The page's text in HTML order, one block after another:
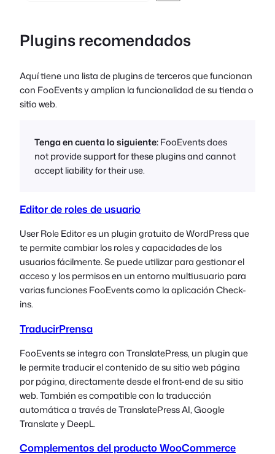
French
Greek
Plugins recomendados
Aquí tiene una lista de plugins de terceros que funcionan
con FooEvents y amplían la funcionalidad de su tienda o
sitio web.
Tenga en cuenta lo siguiente:FooEvents does
not provide support for these plugins and cannot
accept liability for their use.
Editor de roles de usuario
User Role Editor es un plugin gratuito de WordPress que
te permite cambiar los roles y capacidades de los
usuarios fácilmente. Se puede utilizar para gestionar el
acceso y los permisos en un entorno multiusuario para
varias funciones FooEvents como la aplicación Check-
ins.
TraducirPrensa
FooEvents se integra con TranslatePress, un plugin que
le permite traducir el contenido de su sitio web página
por página, directamente desde el front-end de su sitio
web. También es compatible con la traducción
automática a través de TranslatePress AI, Google
Translate y DeepL.
Complementos del producto WooCommerce